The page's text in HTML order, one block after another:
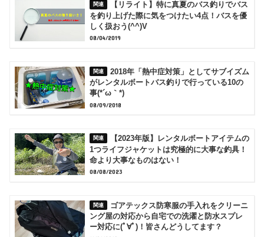
【リライト】特に真夏のバス釣りでバス
を釣り上げた際に気をつけたい4点！バスを優
しく扱おう(^^)V
08/04/2019
2018年「熱中症対策」としてサブイズム
がレンタルボートバス釣りで行っている10の
事(*´ω｀*)
08/09/2018
【2023年版】レンタルボートアイテムの
1つライフジャケットは究極的に大事な釣具！
命より大事なものはない！
08/08/2023
ゴアテックス防寒服の手入れをクリーニ
ング屋の対応から自宅での洗濯と防水スプレ
ー対応に(ﾟ∀ﾟ)！皆さんどうしてます？